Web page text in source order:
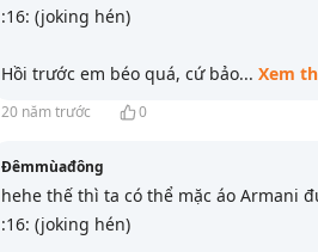
:16: (joking hén)
Hồi trước em béo quá, cứ bảo... Xem
20 năm trước 0
Đêmmùađông
hehe thế thì ta có thể mặc áo Armani
:16: (joking hén)